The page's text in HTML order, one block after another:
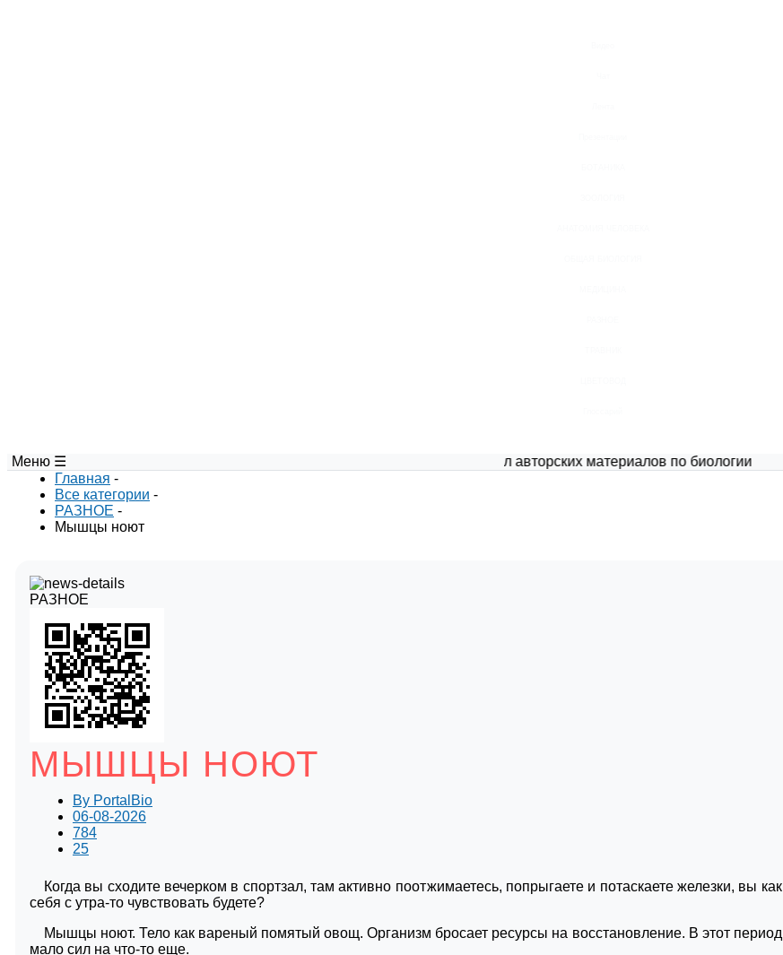
Меню ☰
Портал авторских материалов по биологии
Главная -
Все категории -
РАЗНОЕ -
Мышцы ноют
РАЗНОЕ
МЫШЦЫ НОЮТ
By PortalBio
06-08-2026
784
25
Когда вы сходите вечерком в спортзал, там активно поотжимаетесь, попрыгаете и потаскаете железки, вы как
себя с утра-то чувствовать будете?
Мышцы ноют. Тело как вареный помятый овощ. Организм бросает ресурсы на восстановление. В этот период
мало сил на что-то еще.